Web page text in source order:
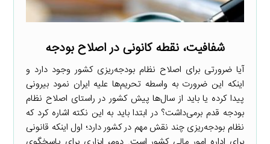
شفافیت، نقطه کانونی در اصلاح بودجه
آیا ضرورتی برای اصلاح نظام بودجه‌ریزی کشور وجود دارد و
اینکه این ضرورت به واسطه تحریم‌ها علیه ایران نمود بیرونی
پیدا کرده یا باید از سال‌ها پیش کشور در راستای اصلاح نظام
بودجه قدم برمی‌داشت؟ در ابتدا باید به این نکته اشاره کرد که
نظام بودجه‌ریزی چند نقش مهم در کشور دارد؛ اول اینکه قانونی